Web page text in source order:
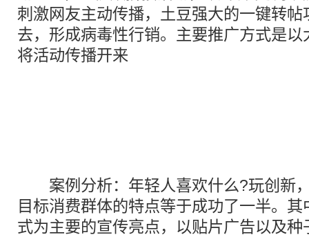
刺激网友主动传播，土豆强大的一键转
去，形成病毒性行销。主要推广方式是
将活动传播开来
案例分析：年轻人喜欢什么?玩创新
目标消费群体的特点等于成功了一半。
式为主要的宣传亮点，以贴片广告以及